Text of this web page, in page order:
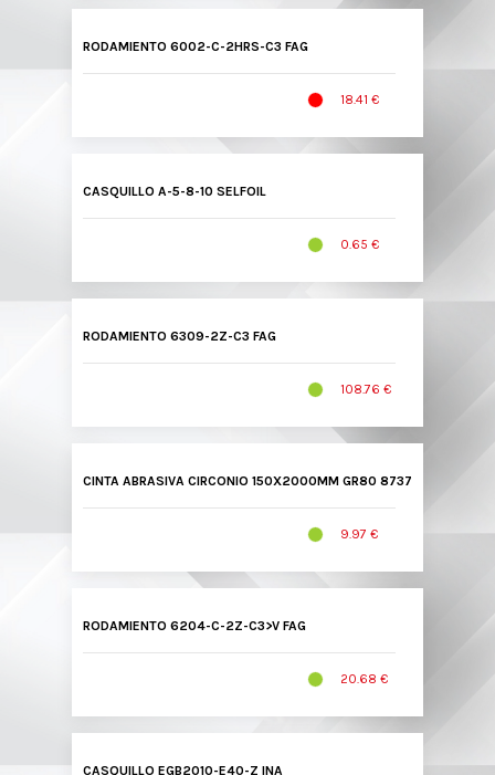
RODAMIENTO 6002-C-2HRS-C3 FAG
18.41 €
CASQUILLO A-5-8-10 SELFOIL
0.65 €
RODAMIENTO 6309-2Z-C3 FAG
108.76 €
CINTA ABRASIVA CIRCONIO 150X2000MM GR80 8737 VSM
9.97 €
RODAMIENTO 6204-C-2Z-C3>V FAG
20.68 €
CASQUILLO EGB2010-E40-Z INA